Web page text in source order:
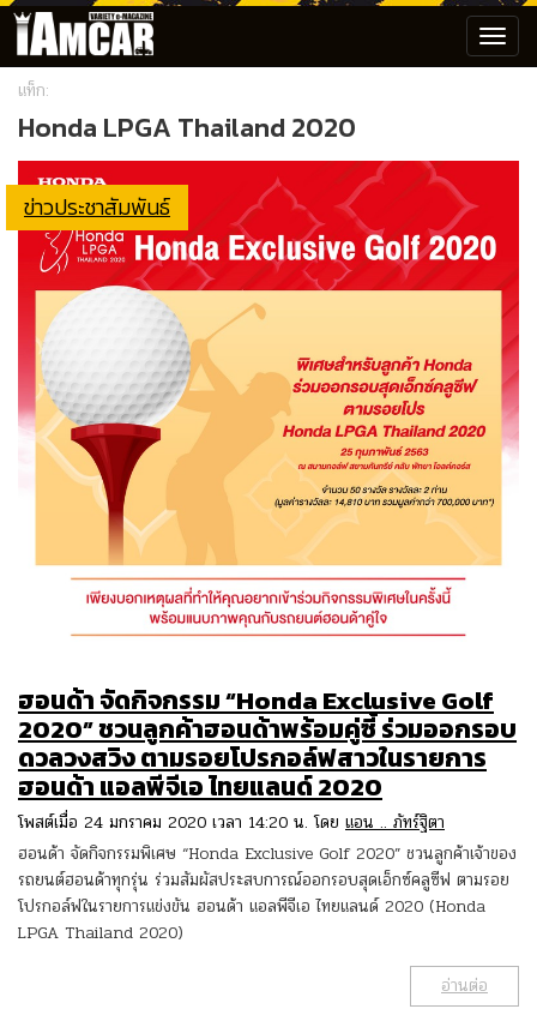
แท็ก:
Honda LPGA Thailand 2020
ข่าวประชาสัมพันธ์
ฮอนด้า จัดกิจกรรม “Honda Exclusive Golf
2020” ชวนลูกค้าฮอนด้าพร้อมคู่ซี้ ร่วมออกรอบ
ดวลวงสวิง ตามรอยโปรกอล์ฟสาวในรายการ
ฮอนด้า แอลพีจีเอ ไทยแลนด์ 2020
โพสต์เมื่อ 24 มกราคม 2020 เวลา 14:20 น. โดย แอน .. ภัทร์ฐิตา
ฮอนด้า จัดกิจกรรมพิเศษ “Honda Exclusive Golf 2020” ชวนลูกค้าเจ้าของ
รถยนต์ฮอนด้าทุกรุ่น ร่วมสัมผัสประสบการณ์ออกรอบสุดเอ็กซ์คลูซีฟ ตามรอย
โปรกอล์ฟในรายการแข่งขัน ฮอนด้า แอลพีจีเอ ไทยแลนด์ 2020 (Honda
LPGA Thailand 2020)
อ่านต่อ